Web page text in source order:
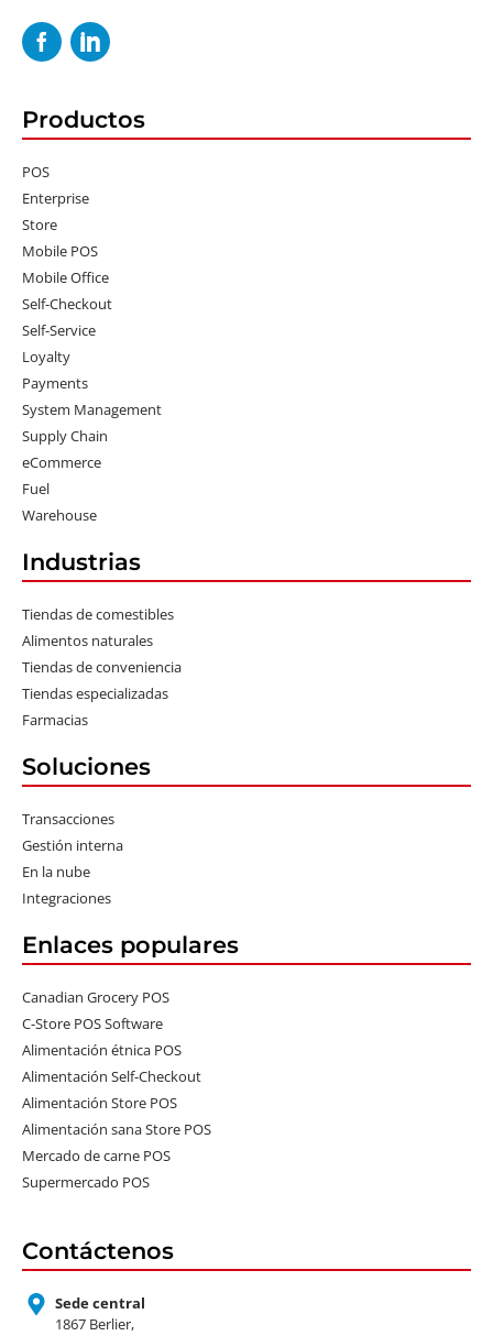
Productos
POS
Enterprise
Store
Mobile POS
Mobile Office
Self-Checkout
Self-Service
Loyalty
Payments
System Management
Supply Chain
eCommerce
Fuel
Warehouse
Industrias
Tiendas de comestibles
Alimentos naturales
Tiendas de conveniencia
Tiendas especializadas
Farmacias
Soluciones
Transacciones
Gestión interna
En la nube
Integraciones
Enlaces populares
Canadian Grocery POS
C-Store POS Software
Alimentación étnica POS
Alimentación Self-Checkout
Alimentación Store POS
Alimentación sana Store POS
Mercado de carne POS
Supermercado POS
Contáctenos
Sede central
1867 Berlier,